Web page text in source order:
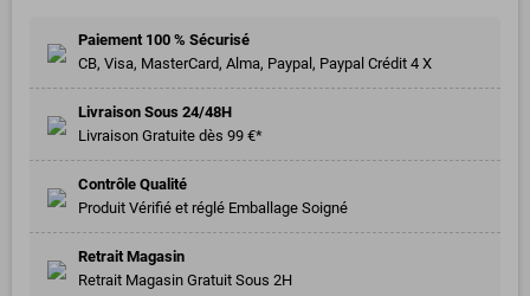
Paiement 100 % Sécurisé
CB, Visa, MasterCard, Alma, Paypal, Paypal Crédit 4 X
Livraison Sous 24/48H
Livraison Gratuite dès 99 €*
Contrôle Qualité
Produit Vérifié et réglé Emballage Soigné
Retrait Magasin
Retrait Magasin Gratuit Sous 2H